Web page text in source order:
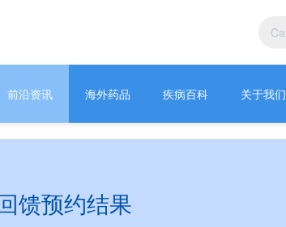
前沿资讯 海外药品 疾病百科 关于我们
馈预约结果